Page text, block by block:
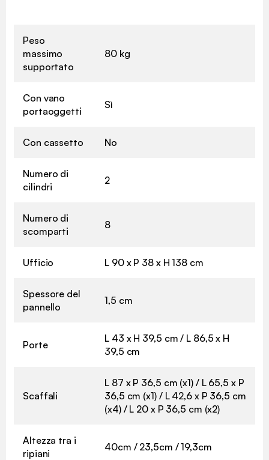
Peso
massimo
supportato
80 kg
Con vano
portaoggetti
Sì
Con cassetto No
Numero di
cilindri
2
Numero di
scomparti
8
Ufficio L 90 x P 38 x H 138 cm
Spessore del
pannello
1,5 cm
Porte
L 43 x H 39,5 cm / L 86,5 x H
39,5 cm
Scaffali
L 87 x P 36,5 cm (x1) / L 65,5 x P
36,5 cm (x1) / L 42,6 x P 36,5 cm
(x4) / L 20 x P 36,5 cm (x2)
Altezza tra i
ripiani
40cm / 23,5cm / 19,3cm